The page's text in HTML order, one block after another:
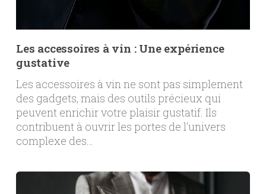
Les accessoires à vin : Une expérience
gustative
Les accessoires à vin ne sont pas simplement
des gadgets, mais des outils précieux qui
peuvent enrichir votre plaisir gustatif. Ils
contribuent à ouvrir les portes de l'univers
complexe des…